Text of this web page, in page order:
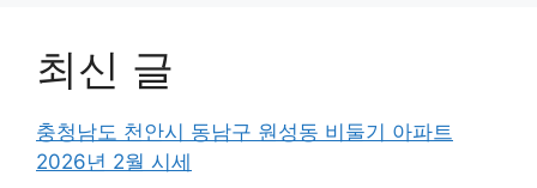
최신 글
충청남도 천안시 동남구 원성동 비둘기 아파트
2026년 2월 시세